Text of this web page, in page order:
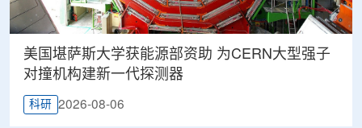
美国堪萨斯大学获能源部资助 为CERN大型强子
对撞机构建新一代探测器
科研 2026-08-06